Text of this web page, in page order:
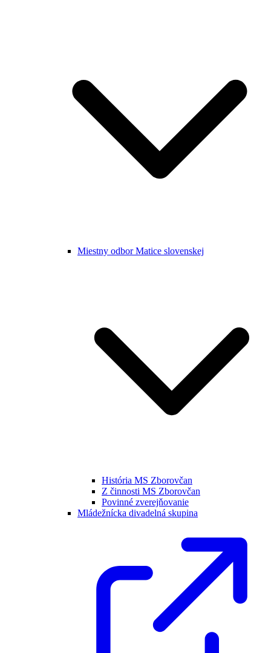
Miestny odbor Matice slovenskej
História MS Zborovčan
Z činnosti MS Zborovčan
Povinné zverejňovanie
Mládežnícka divadelná skupina